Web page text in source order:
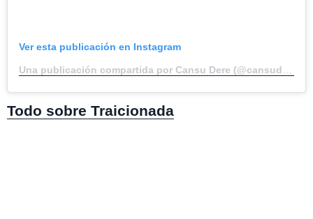
Ver esta publicación en Instagram
Todo sobre Traicionada